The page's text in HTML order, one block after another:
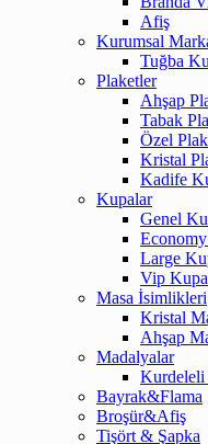
Afiş
Kurumsal
Tuğba
Plaketler
Ahşap
Tabak
Özel
Kristal
Kadife
Kupalar
Genel
Large
Vip
Masa İsimlikleri
Kristal
Ahşap
Madalyalar
Kurdeleli
Bayrak&Flama
Broşür&Afiş
Tişört & Şapka